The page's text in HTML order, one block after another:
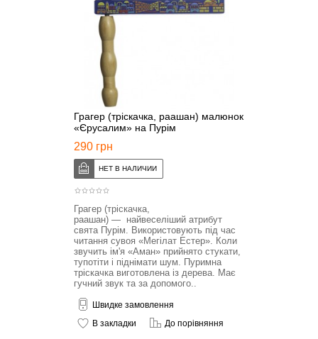
Грагер (тріскачка, раашан) малюнок
«Єрусалим» на Пурім
290 грн
Грагер (тріскачка,
раашан) — найвеселіший атрибут
свята Пурім. Використовують під час
читання сувоя «Мегілат Естер». Коли
звучить ім'я «Аман» прийнято стукати,
тупотіти і піднімати шум. Пуримна
тріскачка виготовлена із дерева. Має
гучний звук та за допомого..
Швидке замовлення
В закладки
До порівняння